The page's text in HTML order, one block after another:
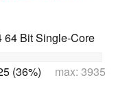
64 Bit Single-Core
(36%) max: 3935